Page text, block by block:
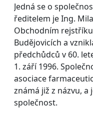
Jedná se o
ředitelem je Ing.
Obchodním
Budějovicích a
předchůdců v 60.
1. září 1996.
asociace
známá již z názvu, a
společnost.